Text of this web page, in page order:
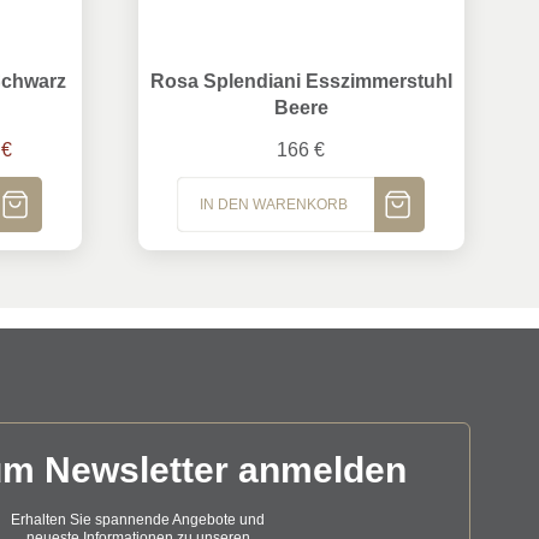
Preis war: 367,50 €
€
Rosa Splendiani Esszimmerstuhl
Beere
166€
IN DEN WARENKORB
Newsletter anmelden
Erhalten Sie spannende Angebote und